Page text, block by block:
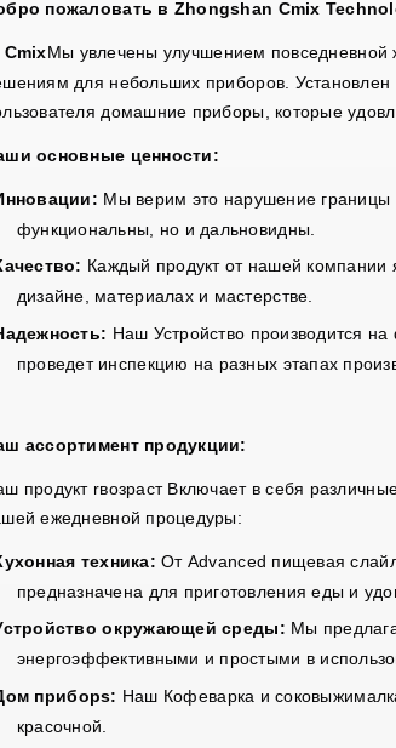
пожаловать в Zhongshan Cmix
CmixМы увлечены улучшением
для небольших приборов. Установлен
домашние приборы, которые
основные ценности:
Мы верим это нарушение границы
функциональны, но и дальновидны.
Каждый продуктот нашей компании
дизайне, материалах и мастерстве.
Наш Устройство производится
проведет инспекцию на разных этапах
ассортимент продукции:
продукт rвозрастВключает в себя
ежедневной процедуры:
техника: От Advanced пищевая
предназначена для приготовления еды и
окружающей среды: Мы
энергоэффективными и простыми в
приборs: Наш Кофеварка и
красочной.